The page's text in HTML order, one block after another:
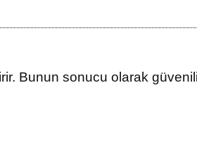
Bunun sonucu olarak